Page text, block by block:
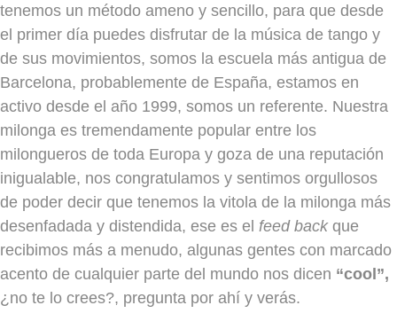
tenemos un método ameno y sencillo, para que desde
el primer día puedes disfrutar de la música de tango y
de sus movimientos, somos la escuela más antigua de
Barcelona, probablemente de España, estamos en
activo desde el año 1999, somos un referente. Nuestra
milonga es tremendamente popular entre los
milongueros de toda Europa y goza de una reputación
inigualable, nos congratulamos y sentimos orgullosos
de poder decir que tenemos la vitola de la milonga más
desenfadada y distendida, ese es el feed backque
recibimos más a menudo, algunas gentes con marcado
acento de cualquier parte del mundo nos dicen “cool”,
¿no te lo crees?, pregunta por ahí y verás.